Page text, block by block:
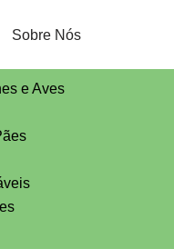
Sobre Nós
e Aves